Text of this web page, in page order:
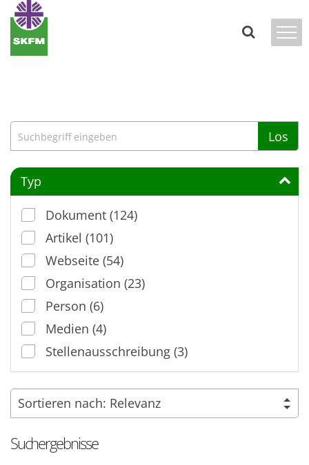
Zum Inhalt springen
Suche Los
Typ
Dokument (124)
Artikel (101)
Webseite (54)
Organisation (23)
Person (6)
Medien (4)
Stellenausschreibung (3)
Suchergebnisse